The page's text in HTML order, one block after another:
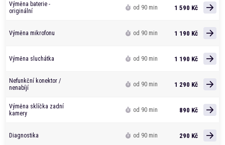
Výměna baterie -
originální
od 90 min 1 590 Kč
Výměna mikrofonu od 90 min 1 190 Kč
Výměna sluchátka od 90 min 1 190 Kč
Nefunkční konektor /
nenabíjí
od 90 min 1 290 Kč
Výměna sklíčka zadní
kamery
od 90 min 890 Kč
Diagnostika od 90 min 290 Kč